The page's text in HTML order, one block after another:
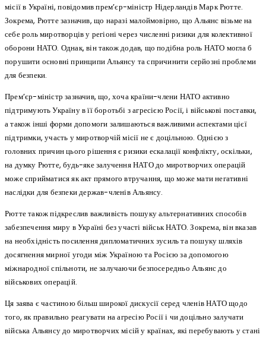
місії в Україні, повідомив прем’єр-міністр Нідерландів Марк Рютте.
Зокрема, Рютте зазначив, що наразі малоймовірно, що Альянс візьме на
себе роль миротворців у регіоні через численні ризики для колективної
оборони НАТО. Однак, він також додав, що подібна роль НАТО могла б
порушити основні принципи Альянсу та спричинити серйозні проблеми
для безпеки.
Прем’єр-міністр зазначив, що, хоча країни-члени НАТО активно
підтримують Україну в її боротьбі з агресією Росії, і військові поставки,
а також інші форми допомоги залишаються важливими аспектами цієї
підтримки, участь у миротворчій місії не є доцільною. Однією з
головних причин цього рішення є ризики ескалації конфлікту, оскільки,
на думку Рютте, будь-яке залучення НАТО до миротворчих операцій
може сприйматися як акт прямого втручання, що може мати негативні
наслідки для безпеки держав-членів Альянсу.
Рютте також підкреслив важливість пошуку альтернативних способів
забезпечення миру в Україні без участі військ НАТО. Зокрема, він вказав
на необхідність посилення дипломатичних зусиль та пошуку шляхів
досягнення мирної угоди між Україною та Росією за допомогою
міжнародної спільноти, не залучаючи безпосередньо Альянс до
військових операцій.
Ця заява є частиною більш широкої дискусії серед членів НАТО щодо
того, як правильно реагувати на агресію Росії і чи доцільно залучати
війська Альянсу до миротворчих місій у країнах, які перебувають у стані